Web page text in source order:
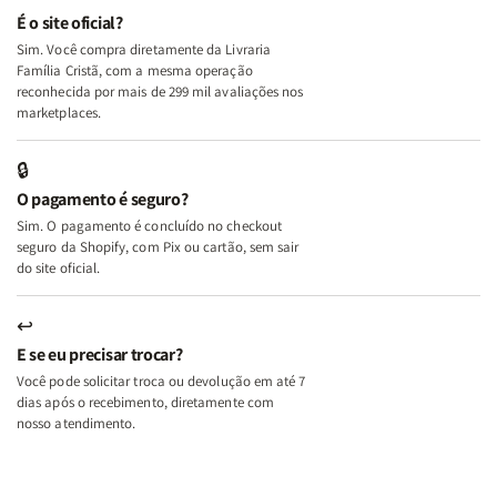
e
Deus
+
A
Mulher
Lar
+
A
Lar
É o site oficial?
Sim. Você compra diretamente da Livraria
Família Cristã, com a mesma operação
reconhecida por mais de 299 mil avaliações nos
marketplaces.
🔒
O pagamento é seguro?
Sim. O pagamento é concluído no checkout
seguro da Shopify, com Pix ou cartão, sem sair
do site oficial.
↩
E se eu precisar trocar?
Você pode solicitar troca ou devolução em até 7
dias após o recebimento, diretamente com
nosso atendimento.